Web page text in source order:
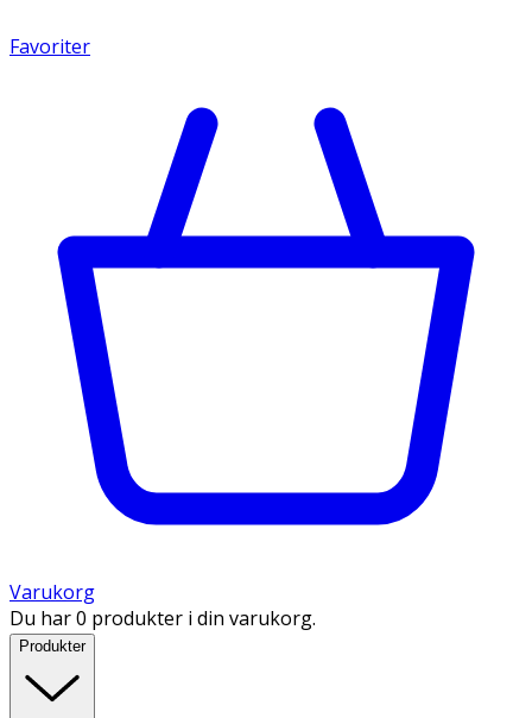
Favoriter
Varukorg
Du har 0 produkter i din varukorg.
Produkter